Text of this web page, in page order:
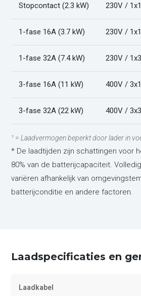
Stopcontact (2.3 kW) 230V /
1-fase 16A (3.7 kW) 230V /
1-fase 32A (7.4 kW) 230V /
3-fase 16A (11 kW) 400V /
3-fase 32A (22 kW) 400V /
¹ = Laadvermogen beperkt door lader in
* De laadtijden zijn schattingen voor
80% van de batterijcapaciteit.
variëren afhankelijk van
batterijconditie en andere factoren.
Laadspecificaties en
Laadkabel